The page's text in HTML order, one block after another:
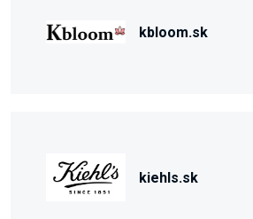
kbloom.sk
kiehls.sk